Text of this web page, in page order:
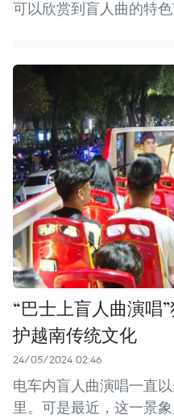
可以欣赏到盲人曲的特色
“巴士上盲人曲演唱
护越南传统文化
24/05/2024 02:46
电车内盲人曲演唱一直
里。可是最近，这一景